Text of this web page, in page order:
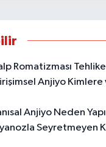
Romatizması
Anjiyo Kimlere
Anjiyo Neden
Seyretmeyen